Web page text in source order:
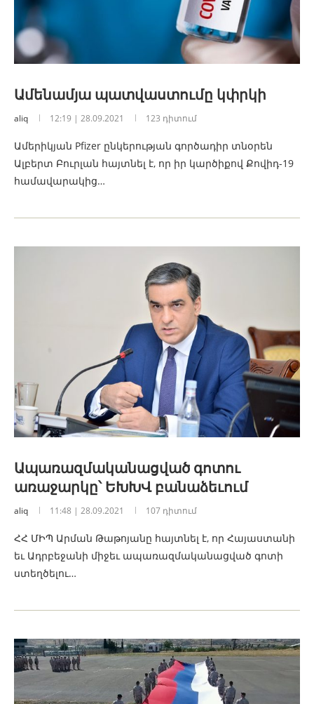
Ամենամյա պատվաստումը կփրկի
aliq 12:19 | 28.09.2021 123 դիտում
Ամերիկյան Pfizer ընկերության գործադիր տնօրեն
Ալբերտ Բուրլան հայտնել է, որ իր կարծիքով Քովիդ-19
համավարակից…
Ապառազմականացված գոտու
առաջարկը՝ ԵԽԽՎ բանաձեւում
aliq 11:48 | 28.09.2021 107 դիտում
ՀՀ ՄԻՊ Արման Թաթոյանը հայտնել է, որ Հայաստանի
եւ Ադրբեջանի միջեւ ապառազմականացված գոտի
ստեղծելու…